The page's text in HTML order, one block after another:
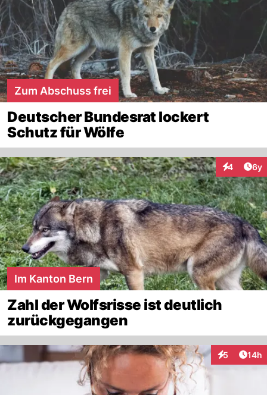
Zum Abschuss frei
Deutscher Bundesrat lockert
Schutz für Wölfe
4 6y
Im Kanton Bern
Zahl der Wolfsrisse ist deutlich
zurückgegangen
5
Interaktionen
14h